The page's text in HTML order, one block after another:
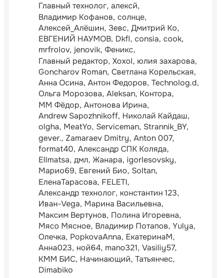
Главный технолог алексй
Владимир Кофанов солнце
Алексей_Алёшин Зевс Дмитрий Ко
ЕВГЕНИЙ НАУМОВ Dkfl consia cook
mrfrolov jenovik Феникс
Главный редактор Xoxol юлия захарова
Goncharov Roman Светлана Корельская
Анна Осина Антон Федоров Technolog.d
Ольга Морозова Aleksan Контора
ММ Фёдор Антонова Ирина
Andrew Sapozhnikoff Николай Кайдаш
olgha MeatYo Serviceman Strannik_BY
gever. Zamaraev Dmitry Anton 007
format40 Александр СПК Коляда
Ellmatsa дмл Жанара igorlesovsky
Марио69 Евгений Био Soltan
ЕленаТарасова FELETI
Александр технолог константин 123
Иван-Vega Марина Васильевна
Максим Вертунов Полина Игоревна
Мясо Мясное Владимир Потапов Yulya
Олечка PopkovaAnna ЕкатеринаМ
Анна023 ной64 mano321 Vasiliy57
КММ БИС Начинающий Татьянчес
Dimabiko